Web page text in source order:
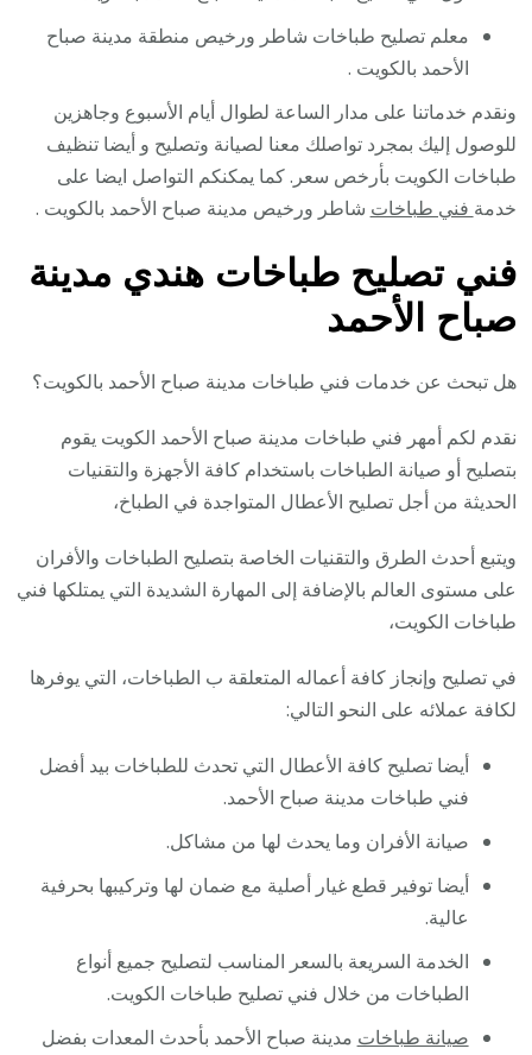
معلم تصليح طباخات شاطر ورخيص منطقة مدينة صباح
الأحمد بالكويت .
ونقدم خدماتنا على مدار الساعة لطوال أيام الأسبوع وجاهزين
للوصول إليك بمجرد تواصلك معنا لصيانة وتصليح و أيضا تنظيف
طباخات الكويت بأرخص سعر. كما يمكنكم التواصل ايضا على
خدمة فني طباخات شاطر ورخيص مدينة صباح الأحمد بالكويت .
فني تصليح طباخات هندي مدينة
صباح الأحمد
هل تبحث عن خدمات فني طباخات مدينة صباح الأحمد بالكويت؟
نقدم لكم أمهر فني طباخات مدينة صباح الأحمد الكويت يقوم
بتصليح أو صيانة الطباخات باستخدام كافة الأجهزة والتقنيات
الحديثة من أجل تصليح الأعطال المتواجدة في الطباخ،
ويتبع أحدث الطرق والتقنيات الخاصة بتصليح الطباخات والأفران
على مستوى العالم بالإضافة إلى المهارة الشديدة التي يمتلكها فني
طباخات الكويت،
في تصليح وإنجاز كافة أعماله المتعلقة ب الطباخات، التي يوفرها
لكافة عملائه على النحو التالي:
أيضا تصليح كافة الأعطال التي تحدث للطباخات بيد أفضل
فني طباخات مدينة صباح الأحمد.
صيانة الأفران وما يحدث لها من مشاكل.
أيضا توفير قطع غيار أصلية مع ضمان لها وتركيبها بحرفية
عالية.
الخدمة السريعة بالسعر المناسب لتصليح جميع أنواع
الطباخات من خلال فني تصليح طباخات الكويت.
صيانة طباخات مدينة صباح الأحمد بأحدث المعدات بفضل